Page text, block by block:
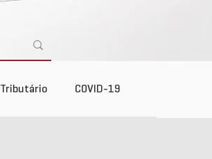
Tributário COVID-19